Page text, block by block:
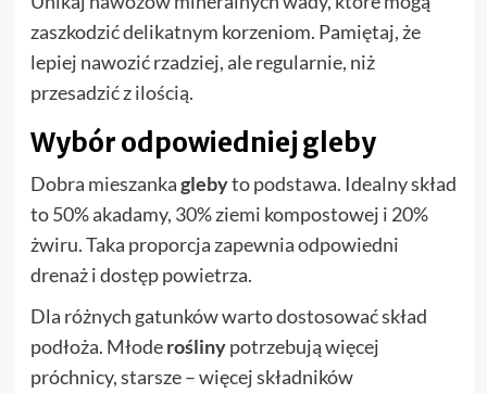
zaszkodzić delikatnym korzeniom. Pamiętaj, że
lepiej nawozić rzadziej, ale regularnie, niż
przesadzić z ilością.
Wybór odpowiedniej gleby
Dobra mieszankaglebyto podstawa. Idealny skład
to 50% akadamy, 30% ziemi kompostowej i 20%
żwiru. Taka proporcja zapewnia odpowiedni
drenaż i dostęp powietrza.
Dla różnych gatunków warto dostosować skład
podłoża. Młoderoślinypotrzebują więcej
próchnicy, starsze – więcej składników